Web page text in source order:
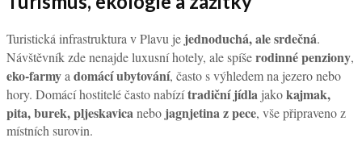
Turistická infrastruktura v Plavu je jednoduchá, ale srdečná.
Návštěvník zde nenajde luxusní hotely, ale spíšerodinné penziony,
eko-farmyadomácí ubytování, často s výhledem na jezero nebo
hory. Domácí hostitelé často nabízítradiční jídla jakokajmak,
pita, burek, pljeskavicanebo jagnjetina z pece, vše připraveno z
místních surovin.